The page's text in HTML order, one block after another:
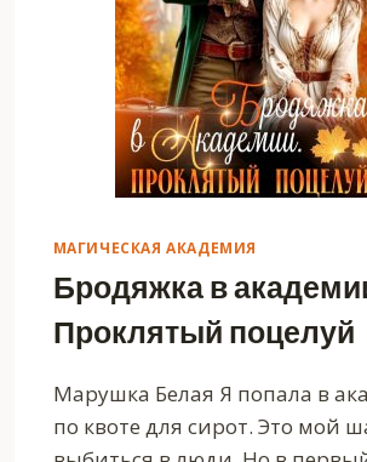
МАГИЧЕСКАЯ АКАДЕМИЯ
Бродяжка в
Проклятый поцелуй
Марушка Белая Я попала в
по квоте для сирот. Это мой